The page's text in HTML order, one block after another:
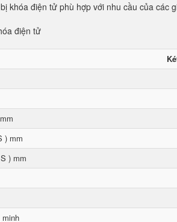
khóa điện tử phù hợp với nhu cầu của các
) mm
) mm
minh